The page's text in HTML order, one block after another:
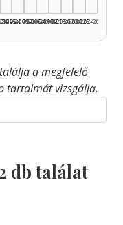
1995–1999
2000–2004
2005–2009
2010–2014
2015–2019
2020–2024
2025–2026
a megfelelő
tartalmát vizsgálja.
db találat